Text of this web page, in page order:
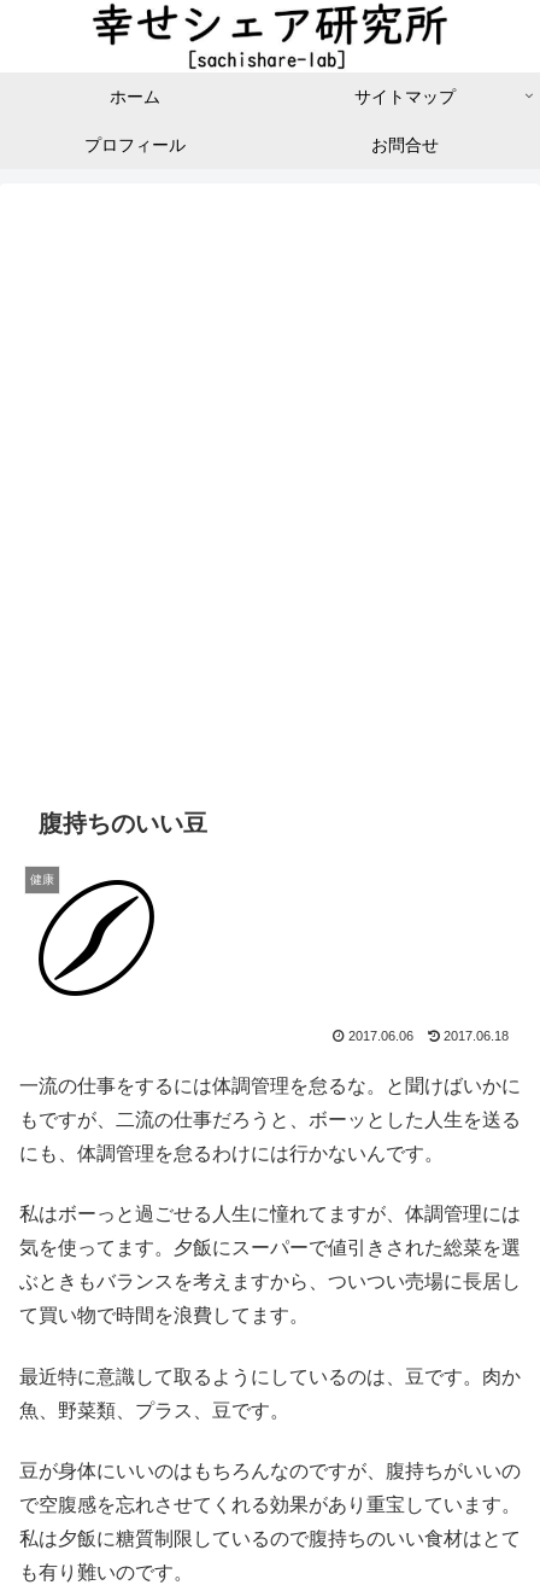
ホーム サイトマップ
プロフィール お問合せ
腹持ちのいい豆
健康
2017.06.06 2017.06.18
一流の仕事をするには体調管理を怠るな。と聞けばいかに
もですが、二流の仕事だろうと、ボーッとした人生を送る
にも、体調管理を怠るわけ­には行かないんです。
私はボーっと過ごせる人生に憧れてますが、体調管理には
気を使ってます。夕飯にスーパーで値引きされた総菜を選
ぶときもバランスを考えますから、ついつい売場に長居し
て買い物で時間を浪費してます。
最近特に意識して取るようにしているのは、豆です。肉か
魚、野菜類、プラス、豆です。
豆が身体にいいのはもちろんなのですが、腹持ちがいいの
で空腹感を忘れさせてくれる効果があり重宝しています。
私は夕飯に糖質制限しているので腹持ちのいい食材はとて
も有り難いのです。